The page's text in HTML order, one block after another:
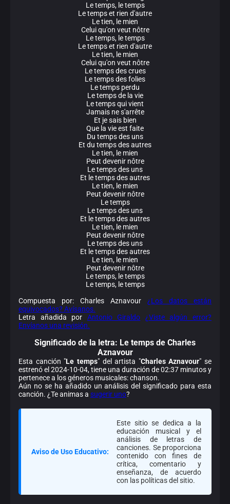
Le temps, le temps
Le temps et rien d'autre
Le tien, le mien
Celui qu'on veut nôtre
Le temps, le temps
Le temps et rien d'autre
Le tien, le mien
Celui qu'on veut nôtre
Le temps des crues
Le temps des folies
Le temps perdu
Le temps de la vie
Le temps qui vient
Jamais ne s'arrête
Et je sais bien
Que la vie est faite
Du temps des uns
Et du temps des autres
Le tien, le mien
Peut devenir nôtre
Le temps des uns
Et le temps des autres
Le tien, le mien
Peut devenir nôtre
Le temps
Le temps des uns
Et le temps des autres
Le tien, le mien
Peut devenir nôtre
Le temps des uns
Et le temps des autres
Le tien, le mien
Peut devenir nôtre
Le temps, le temps
Le temps, le temps
Compuesta por: Charles Aznavour ¿Los datos están
equivocados? Avísanos.
Letra añadida por Antonio Giraldo
¿Viste algún error?
Envíanos una revisión.
Significado de la letra: Le temps de Charles
Aznavour
Esta canción "Le temps" del artista "Charles Aznavour" se
estrenó el 2024-10-04, tiene una duración de 02:37 minutos y
pertenece a los géneros musicales: chanson.
Aún no se ha añadido un análisis del significado para esta
canción. ¿Te animas a sugerir uno?
Aviso de Uso Educativo:
Este sitio se dedica a la
educación musical y el
análisis de letras de
canciones. Se proporciona
contenido con fines de
crítica, comentario y
enseñanza, de acuerdo
con las políticas del sitio.